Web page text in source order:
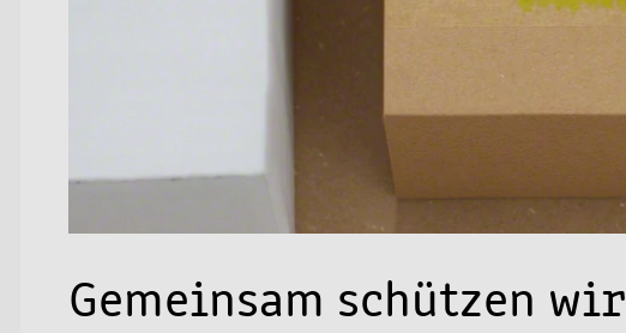
Gemeinsam schützen